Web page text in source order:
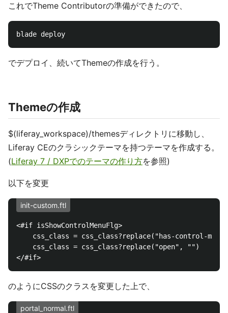
これでTheme Contributorの準備ができたので、
でデプロイ、続いてThemeの作成を行う。
Themeの作成
$(liferay_workspace)/themesディレクトリに移動し、
Liferay CEのクラシックテーマを持つテーマを作成する。
(Liferay 7 / DXPでのテーマの作り方を参照)
以下を変更
init-custom.ftl
<#if isShowControlMenuFlg>
css_class = css_class?replace("has-control-
    css_class = css_class?replace("open", "")
のようにCSSのクラスを変更した上で、
portal_normal.ftl